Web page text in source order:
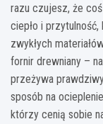
razu czujesz, że
ciepło i
zwykłych
fornir drewniany –
przeżywa
sposób na
którzy cenią sobie